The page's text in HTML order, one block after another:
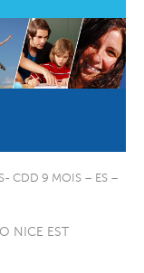
CDD 9 MOIS – ES –
NICE EST